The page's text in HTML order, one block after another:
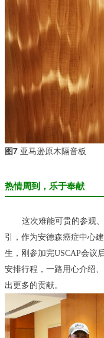
图7 亚马逊原木隔音板
热情周到，乐于奉献
这次难能可贵的参观
引，作为安德森癌症中心
生，刚参加完USCAP会议
安排行程，一路用心介绍
出更多的贡献。